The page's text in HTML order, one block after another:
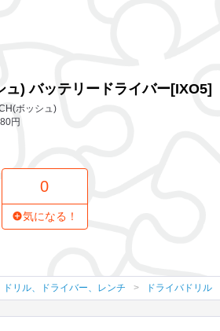
ュ) バッテリードライバー[IXO5]
ボッシュ)
円
0
気になる！
ドリル、ドライバー、レンチ ドライバドリル